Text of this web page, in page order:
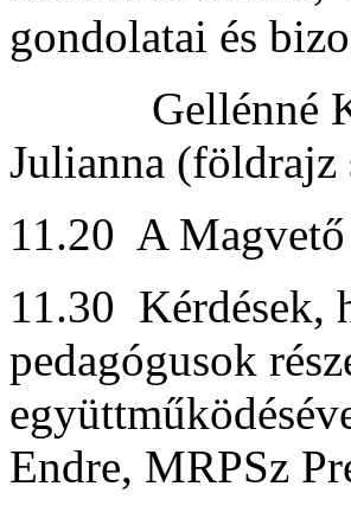
gondolatai és
Gellénné
Julianna (földrajz
11.20 A
11.30 Kérdések,
pedagógusok
Endre, MRPSz